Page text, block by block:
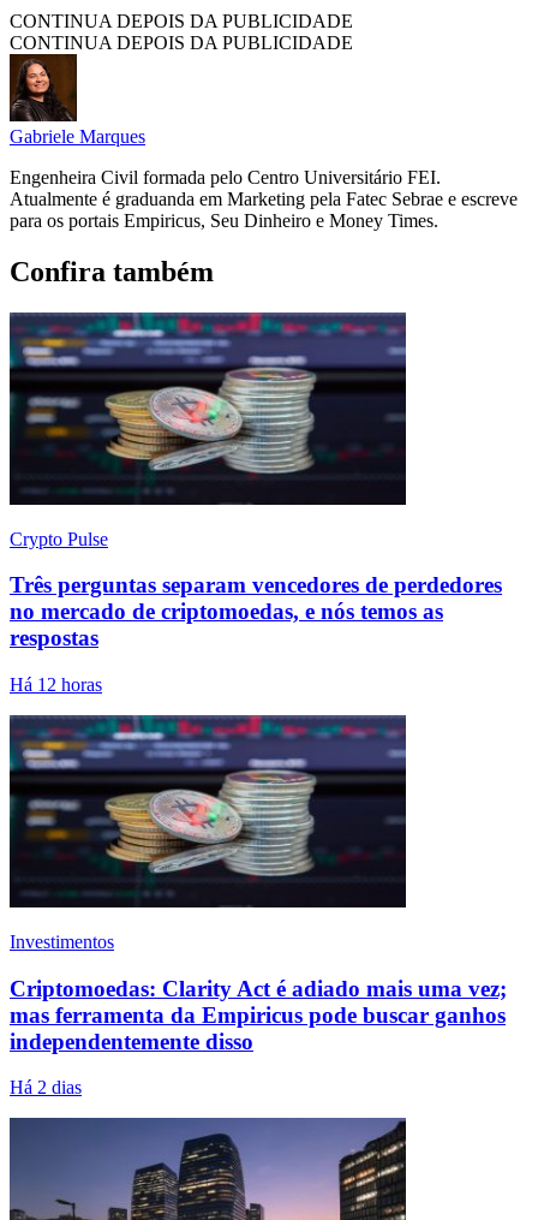
CONTINUA DEPOIS DA PUBLICIDADE
CONTINUA DEPOIS DA PUBLICIDADE
Gabriele Marques
Engenheira Civil formada pelo Centro Universitário FEI.
Atualmente é graduanda em Marketing pela Fatec Sebrae e escreve
para os portais Empiricus, Seu Dinheiro e Money Times.
Confira também
Crypto Pulse
Três perguntas separam vencedores de perdedores
no mercado de criptomoedas, e nós temos as
respostas
Há 12 horas
Investimentos
Criptomoedas: Clarity Act é adiado mais uma vez;
mas ferramenta da Empiricus pode buscar ganhos
independentemente disso
Há 2 dias